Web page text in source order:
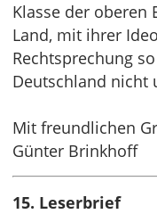
Klasse der oberen
Land, mit ihrer
Rechtsprechung
Deutschland nicht
Mit freundlichen
Günter Brinkhoff
15. Leserbrief